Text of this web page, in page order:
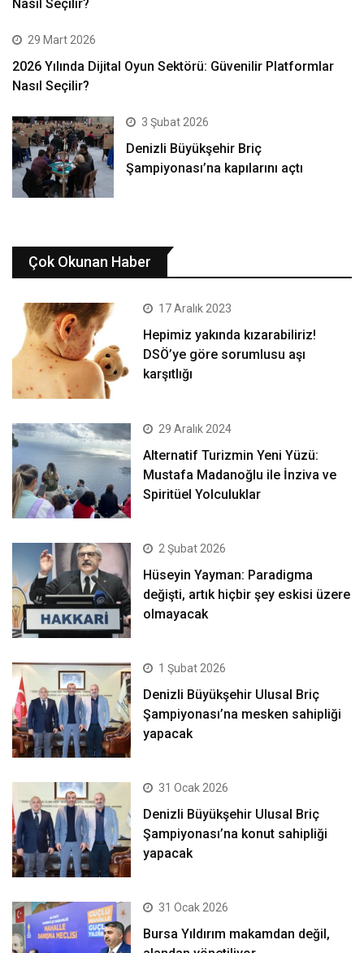
Nasıl Seçilir?
29 Mart 2026
2026 Yılında Dijital Oyun Sektörü: Güvenilir Platformlar
Nasıl Seçilir?
3 Şubat 2026
Denizli Büyükşehir Briç
Şampiyonası’na kapılarını açtı
Çok Okunan Haber
17 Aralık 2023
Hepimiz yakında kızarabiliriz!
DSÖ’ye göre sorumlusu aşı
karşıtlığı
29 Aralık 2024
Alternatif Turizmin Yeni Yüzü:
Mustafa Madanoğlu ile İnziva ve
Spiritüel Yolculuklar
2 Şubat 2026
Hüseyin Yayman: Paradigma
değişti, artık hiçbir şey eskisi üzere
olmayacak
1 Şubat 2026
Denizli Büyükşehir Ulusal Briç
Şampiyonası’na mesken sahipliği
yapacak
31 Ocak 2026
Denizli Büyükşehir Ulusal Briç
Şampiyonası’na konut sahipliği
yapacak
31 Ocak 2026
Bursa Yıldırım makamdan değil,